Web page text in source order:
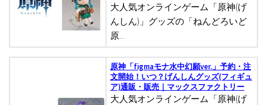
大人気オンラインゲーム「原神(げ
んしん)」グッズの「ねんどろいど
原...
原神「figmaモナ水中幻願ver.」予約・注
文開始！いつ？げんしんグッズ(フィギュ
ア)通販・販売｜マックスファクトリー
大人気オンラインゲーム「原神(げ